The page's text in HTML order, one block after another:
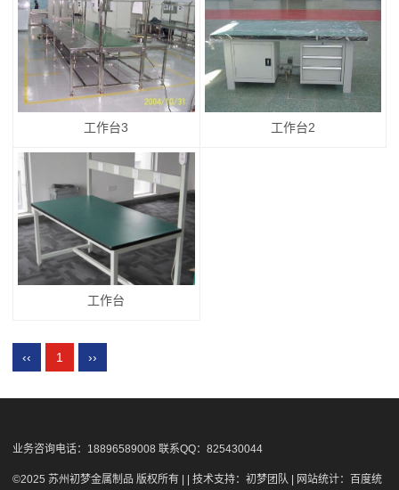
工作台3 工作台2
工作台
‹‹ 1 ››
业务咨询电话：18896589008 联系QQ：825430044
©2025 苏州初梦金属制品 版权所有 | | 技术支持：初梦团队 | 网站统计：百度统